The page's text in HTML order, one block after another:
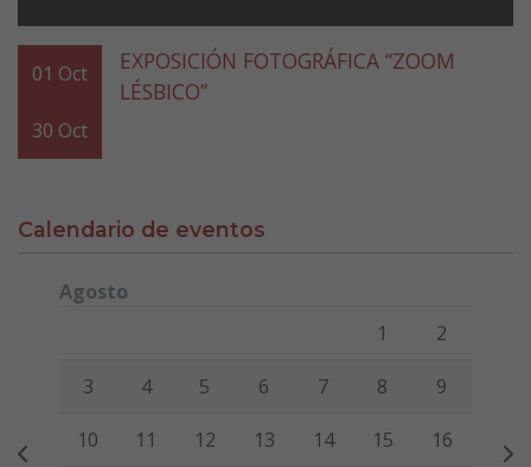
01 Oct
30 Oct
EXPOSICIÓN FOTOGRÁFICA “ZOOM
LÉSBICO”
Calendario de eventos
Agosto
Viernes Sábado
1 2
3 4 5 6 7 8 9
10 11 12 13 14 15 16